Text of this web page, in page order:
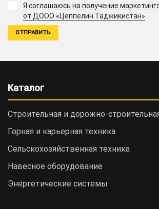
Я соглашаюсь на получение
от ДООО «Цеппелин Таджикистан».
Каталог
Строительная и дорожно-
Горная и карьерная техника
Сельскохозяйственная техника
Навесное оборудование
Энергетические системы